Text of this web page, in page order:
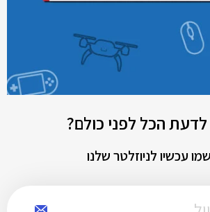
לדעת הכל לפני כולם?
עכשיו לניוזלטר שלנו